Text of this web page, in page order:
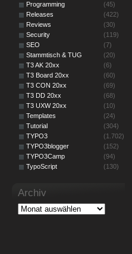
Programming
(45)
Releases
(422)
Reviews
(30)
Security
(119)
SEO
(7)
Stammtisch & TUG
(20)
T3 AK 20xx
(6)
T3 Board 20xx
(60)
T3 CON 20xx
(69)
T3 DD 20xx
(68)
T3 UXW 20xx
(10)
Templates
(24)
Tutorial
(304)
TYPO3
(1.702)
TYPO3blogger
(152)
TYPO3Camp
(94)
TypoScript
(130)
Archiv